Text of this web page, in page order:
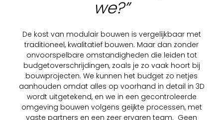
we?”
De kost van modulair bouwen is vergelijkbaar met
traditioneel, kwalitatief bouwen. Maar dan zonder
onvoorspelbare omstandigheden die leiden tot
budgetoverschrijdingen, zoals je zo vaak hoort bij
bouwprojecten. We kunnen het budget zo netjes
aanhouden omdat alles op voorhand in detail in 3D
wordt uitgetekend, en we in een gecontroleerde
omgeving bouwen volgens geijkte processen, met
vaste partners en een zeer ervaren team. Geen